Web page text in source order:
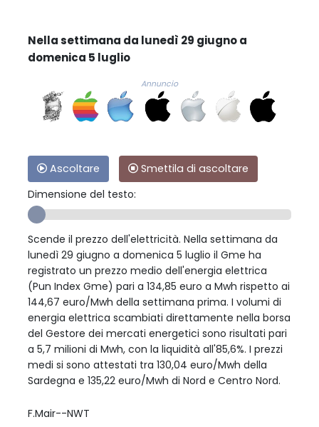
Nella settimana da lunedì 29 giugno a
domenica 5 luglio
Annuncio
Ascoltare
Smettila di ascoltare
Dimensione del testo:
Scende il prezzo dell'elettricità. Nella settimana da
lunedì 29 giugno a domenica 5 luglio il Gme ha
registrato un prezzo medio dell'energia elettrica
(Pun Index Gme) pari a 134,85 euro a Mwh rispetto ai
144,67 euro/Mwh della settimana prima. I volumi di
energia elettrica scambiati direttamente nella borsa
del Gestore dei mercati energetici sono risultati pari
a 5,7 milioni di Mwh, con la liquidità all'85,6%. I prezzi
medi si sono attestati tra 130,04 euro/Mwh della
Sardegna e 135,22 euro/Mwh di Nord e Centro Nord.
F.Mair--NWT